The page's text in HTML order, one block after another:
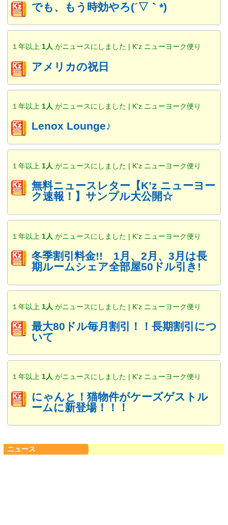
でも、もう時効やろ(´▽｀*)
１年以上 1人 がニュースにしました | K'z ニューヨーク便り
アメリカの祝日
１年以上 1人 がニュースにしました | K'z ニューヨーク便り
Lenox Lounge♪
１年以上 1人 がニュースにしました | K'z ニューヨーク便り
無料ニュースレター【K’z ニューヨー
ク速報！】サンプル大公開☆
１年以上 1人 がニュースにしました | K'z ニューヨーク便り
冬季割引料金!! 1月、2月、3月は長
期ルームシェア全部屋50ドル引き!
１年以上 1人 がニュースにしました | K'z ニューヨーク便り
最大80ドル毎月割引！！長期割引につ
いて
１年以上 1人 がニュースにしました | K'z ニューヨーク便り
にゃんと！猫物件がケーズゲストル
ームに新登場！！！
ニュース